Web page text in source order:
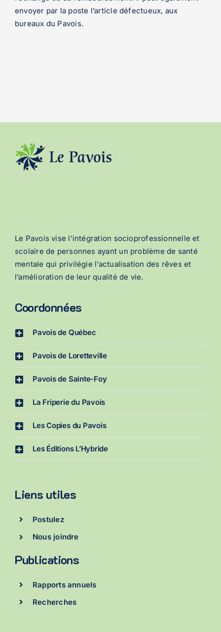
envoyer par la poste l’article défectueux, aux
bureaux du Pavois.
Le Pavois vise l’intégration socioprofessionnelle et
scolaire de personnes ayant un problème de santé
mentale qui privilégie l’actualisation des rêves et
l’amélioration de leur qualité de vie.
Coordonnées
Pavois de Québec
Pavois de Loretteville
Pavois de Sainte-Foy
La Friperie du Pavois
Les Copies du Pavois
Les Éditions L’Hybride
Liens utiles
Postulez
Nous joindre
Publications
Rapports annuels
Recherches